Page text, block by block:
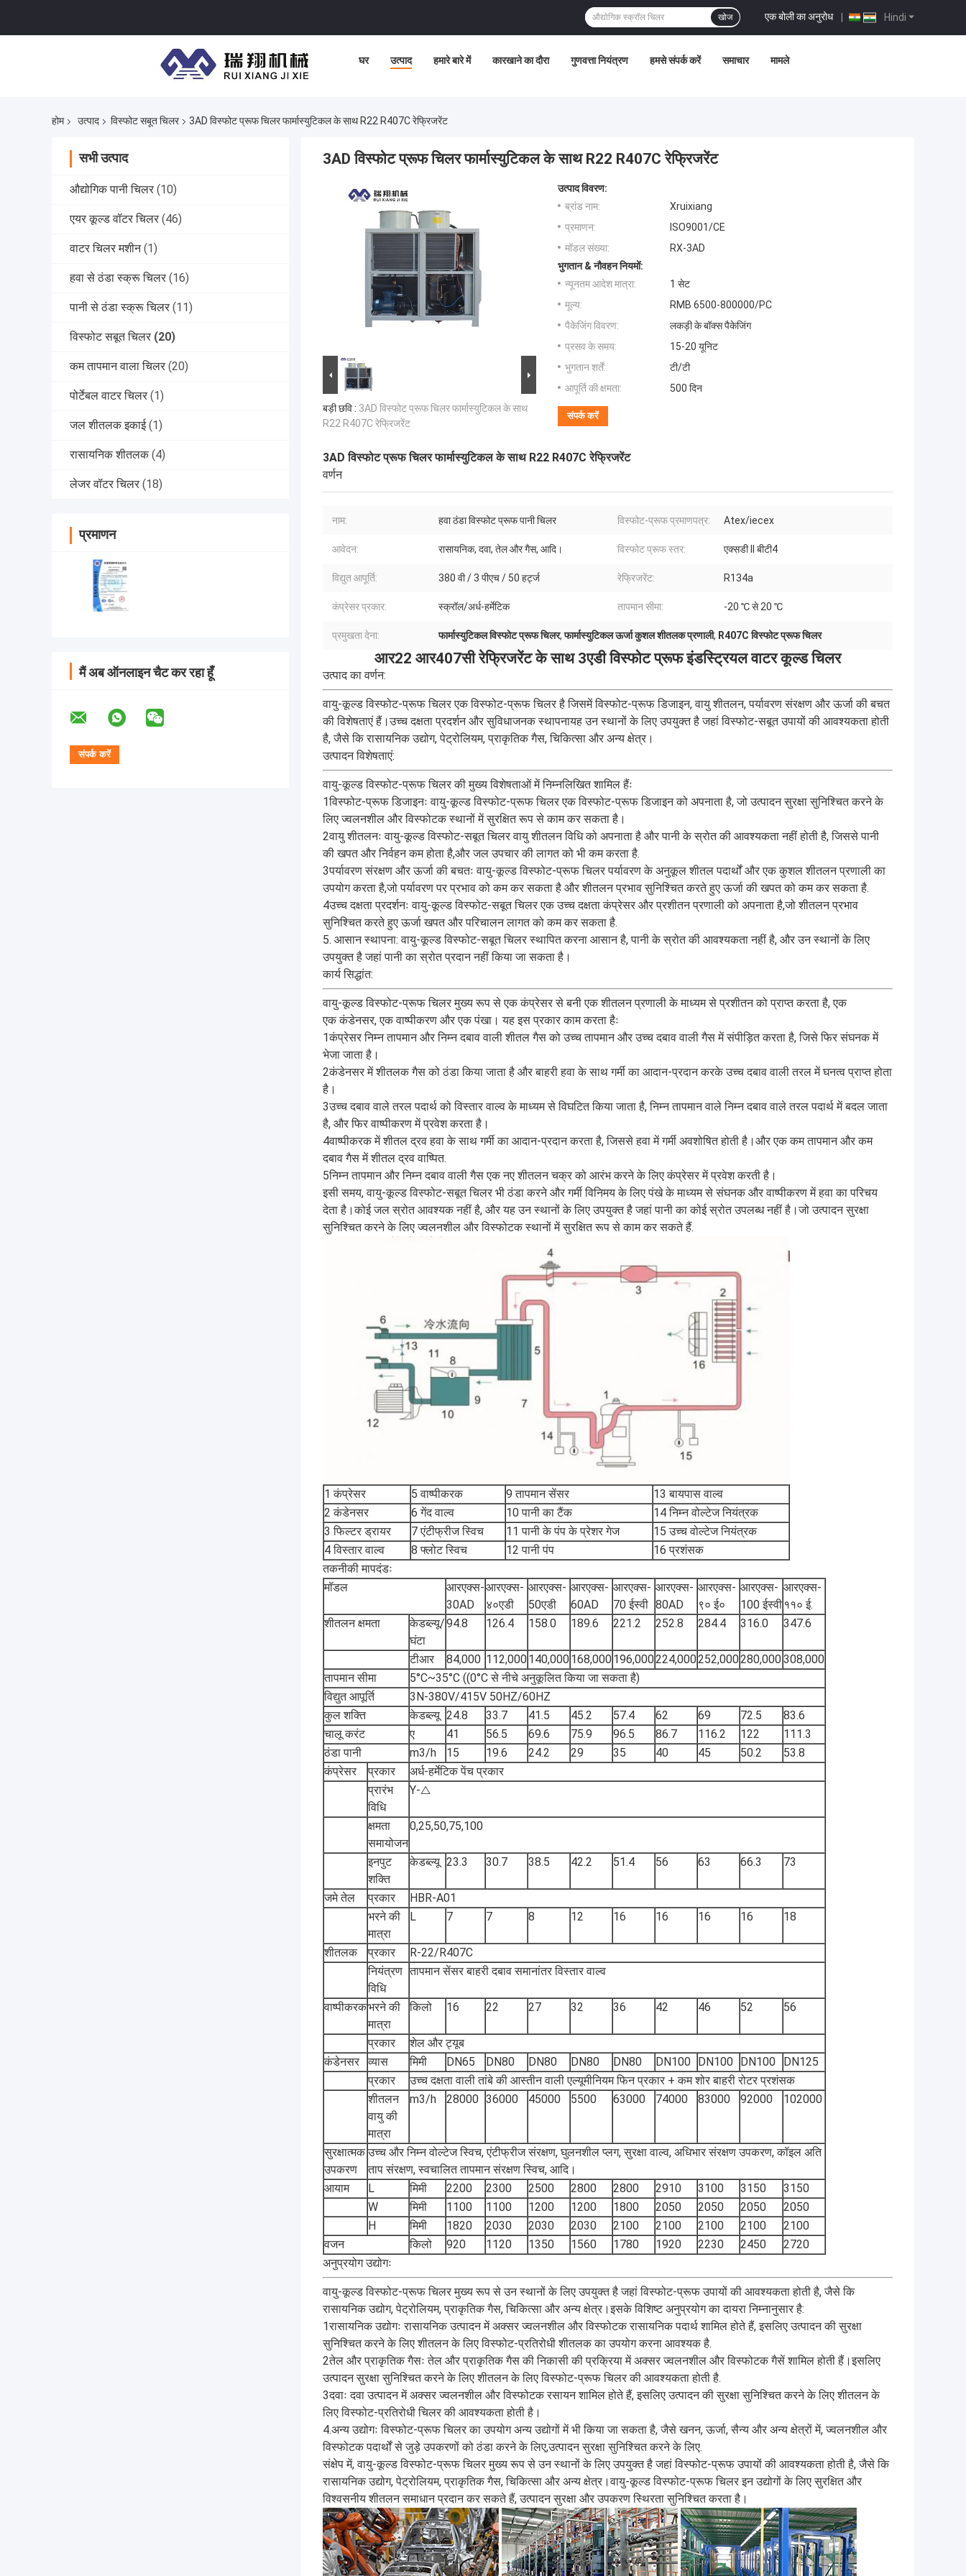
Hindi
एक बोली का अनुरोध |
खोज
घर उत्पाद हमारे बारे में कारखाने का दौरा गुणवत्ता नियंत्रण हमसे संपर्क करें समाचार मामले
होम उत्पाद विस्फोट सबूत चिलर 3AD विस्फोट प्रूफ चिलर फार्मास्युटिकल के साथ R22 R407C रेफ्रिजरेंट
सभी उत्पाद
औद्योगिक पानी चिलर (10)
एयर कूल्ड वॉटर चिलर (46)
वाटर चिलर मशीन (1)
हवा से ठंडा स्क्रू चिलर (16)
पानी से ठंडा स्क्रू चिलर (11)
विस्फोट सबूत चिलर (20)
कम तापमान वाला चिलर (20)
पोर्टेबल वाटर चिलर (1)
जल शीतलक इकाई (1)
रासायनिक शीतलक (4)
लेजर वॉटर चिलर (18)
प्रमाणन
मैं अब ऑनलाइन चैट कर रहा हूँ
3AD विस्फोट प्रूफ चिलर फार्मास्युटिकल के साथ R22 R407C रेफ्रिजरेंट
बड़ी छवि : 3AD विस्फोट प्रूफ चिलर फार्मास्युटिकल के साथ
R22 R407C रेफ्रिजरेंट
उत्पाद विवरण:
ब्रांड नाम:
Xruixiang
प्रमाणन:
ISO9001/CE
मॉडल संख्या:
RX-3AD
भुगतान & नौवहन नियमों:
न्यूनतम आदेश मात्रा:
1 सेट
मूल्य:
RMB 6500-800000/PC
पैकेजिंग विवरण:
लकड़ी के बॉक्स पैकेजिंग
प्रसव के समय:
15-20 यूनिट
भुगतान शर्तें:
टी/टी
आपूर्ति की क्षमता:
500 दिन
संपर्क करें
3AD विस्फोट प्रूफ चिलर फार्मास्युटिकल के साथ R22 R407C रेफ्रिजरेंट
वर्णन
नाम: हवा ठंडा विस्फोट प्रूफ पानी चिलर विस्फोट-प्रूफ प्रमाणपत्र: Atex/iecex
आवेदन: रासायनिक, दवा, तेल और गैस, आदि। विस्फोट प्रूफ स्तर: एक्सडी II बीटी4
विद्युत आपूर्ति: 380 वी / 3 पीएच / 50 हर्ट्ज रेफ्रिजरेंट: R134a
कंप्रेसर प्रकार: स्क्रॉल/अर्ध-हर्मेटिक तापमान सीमा: -20 ℃ से 20 ℃
प्रमुखता देना: फार्मास्युटिकल विस्फोट प्रूफ चिलर,फार्मास्युटिकल ऊर्जा कुशल शीतलक प्रणाली, R407C विस्फोट प्रूफ चिलर
आर22 आर407सी रेफ्रिजरेंट के साथ 3एडी विस्फोट प्रूफ इंडस्ट्रियल वाटर कूल्ड चिलर
उत्पाद का वर्णन:
वायु-कूल्ड विस्फोट-प्रूफ चिलर एक विस्फोट-प्रूफ चिलर है जिसमें विस्फोट-प्रूफ डिजाइन, वायु शीतलन, पर्यावरण संरक्षण और ऊर्जा की बचत
की विशेषताएं हैं।उच्च दक्षता प्रदर्शन और सुविधाजनक स्थापनायह उन स्थानों के लिए उपयुक्त है जहां विस्फोट-सबूत उपायों की आवश्यकता होती
है, जैसे कि रासायनिक उद्योग, पेट्रोलियम, प्राकृतिक गैस, चिकित्सा और अन्य क्षेत्र।
उत्पादन विशेषताएं:
वायु-कूल्ड विस्फोट-प्रूफ चिलर की मुख्य विशेषताओं में निम्नलिखित शामिल हैंः
1विस्फोट-प्रूफ डिजाइनः वायु-कूल्ड विस्फोट-प्रूफ चिलर एक विस्फोट-प्रूफ डिजाइन को अपनाता है, जो उत्पादन सुरक्षा सुनिश्चित करने के
लिए ज्वलनशील और विस्फोटक स्थानों में सुरक्षित रूप से काम कर सकता है।
2वायु शीतलनः वायु-कूल्ड विस्फोट-सबूत चिलर वायु शीतलन विधि को अपनाता है और पानी के स्रोत की आवश्यकता नहीं होती है, जिससे पानी
की खपत और निर्वहन कम होता है,और जल उपचार की लागत को भी कम करता है.
3पर्यावरण संरक्षण और ऊर्जा की बचतः वायु-कूल्ड विस्फोट-प्रूफ चिलर पर्यावरण के अनुकूल शीतल पदार्थों और एक कुशल शीतलन प्रणाली का
उपयोग करता है,जो पर्यावरण पर प्रभाव को कम कर सकता है और शीतलन प्रभाव सुनिश्चित करते हुए ऊर्जा की खपत को कम कर सकता है.
4उच्च दक्षता प्रदर्शनः वायु-कूल्ड विस्फोट-सबूत चिलर एक उच्च दक्षता कंप्रेसर और प्रशीतन प्रणाली को अपनाता है,जो शीतलन प्रभाव
सुनिश्चित करते हुए ऊर्जा खपत और परिचालन लागत को कम कर सकता है.
5. आसान स्थापना: वायु-कूल्ड विस्फोट-सबूत चिलर स्थापित करना आसान है, पानी के स्रोत की आवश्यकता नहीं है, और उन स्थानों के लिए
उपयुक्त है जहां पानी का स्रोत प्रदान नहीं किया जा सकता है।
कार्य सिद्धांत:
वायु-कूल्ड विस्फोट-प्रूफ चिलर मुख्य रूप से एक कंप्रेसर से बनी एक शीतलन प्रणाली के माध्यम से प्रशीतन को प्राप्त करता है, एक
एक कंडेनसर, एक वाष्पीकरण और एक पंखा। यह इस प्रकार काम करता हैः
1कंप्रेसर निम्न तापमान और निम्न दबाव वाली शीतल गैस को उच्च तापमान और उच्च दबाव वाली गैस में संपीड़ित करता है, जिसे फिर संघनक में
भेजा जाता है।
2कंडेनसर में शीतलक गैस को ठंडा किया जाता है और बाहरी हवा के साथ गर्मी का आदान-प्रदान करके उच्च दबाव वाली तरल में घनत्व प्राप्त होता
है।
3उच्च दबाव वाले तरल पदार्थ को विस्तार वाल्व के माध्यम से विघटित किया जाता है, निम्न तापमान वाले निम्न दबाव वाले तरल पदार्थ में बदल जाता
है, और फिर वाष्पीकरण में प्रवेश करता है।
4वाष्पीकरक में शीतल द्रव हवा के साथ गर्मी का आदान-प्रदान करता है, जिससे हवा में गर्मी अवशोषित होती है।और एक कम तापमान और कम
दबाव गैस में शीतल द्रव वाष्पित.
5निम्न तापमान और निम्न दबाव वाली गैस एक नए शीतलन चक्र को आरंभ करने के लिए कंप्रेसर में प्रवेश करती है।
इसी समय, वायु-कूल्ड विस्फोट-सबूत चिलर भी ठंडा करने और गर्मी विनिमय के लिए पंखे के माध्यम से संघनक और वाष्पीकरण में हवा का परिचय
देता है।कोई जल स्रोत आवश्यक नहीं है, और यह उन स्थानों के लिए उपयुक्त है जहां पानी का कोई स्रोत उपलब्ध नहीं है।जो उत्पादन सुरक्षा
सुनिश्चित करने के लिए ज्वलनशील और विस्फोटक स्थानों में सुरक्षित रूप से काम कर सकते हैं.
1 कंप्रेसर 5 वाष्पीकरक 9 तापमान सेंसर
13 बायपास वाल्व
2 कंडेनसर
6 गेंद वाल्व 10 पानी का टैंक
14 निम्न वोल्टेज नियंत्रक
3 फिल्टर ड्रायर
7 एंटीफ्रीज स्विच 11 पानी के पंप के प्रेशर गेज
15 उच्च वोल्टेज नियंत्रक
4 विस्तार वाल्व
8 फ्लोट स्विच 12 पानी पंप
16 प्रशंसक
तकनीकी मापदंडः
मॉडल
आरएक्स-
30AD
आरएक्स-
४०एडी
आरएक्स-
50एडी
आरएक्स-
60AD
आरएक्स-
70 ईस्वी
आरएक्स-
80AD
आरएक्स-
९० ई०
आरएक्स-
100 ईस्वी
आरएक्स-
११० ई.
शीतलन क्षमता
केडब्ल्यू/
घंटा
94.8 126.4 158.0 189.6 221.2 252.8 284.4 316.0 347.6
टीआर 84,000 112,000140,000168,000196,000224,000252,000280,000308,000
तापमान सीमा
5°C~35°C ((0°C से नीचे अनुकूलित किया जा सकता है)
विद्युत आपूर्ति
3N-380V/415V 50HZ/60HZ
कुल शक्ति
केडब्ल्यू 24.8 33.7 41.5 45.2 57.4 62 69 72.5
83.6
चालू करंट
ए 41 56.5 69.6 75.9 96.5 86.7 116.2 122
111.3
ठंडा पानी
m3/h 15 19.6 24.2 29 35 40 45 50.2
53.8
कंप्रेसर
प्रकार
अर्ध-हर्मेटिक पेंच प्रकार
प्रारंभ
विधि
Y-△
क्षमता
समायोजन
0,25,50,75,100
इनपुट
शक्ति
केडब्ल्यू 23.3 30.7 38.5 42.2 51.4 56 63 66.3 73
जमे तेल प्रकार
HBR-A01
भरने की
मात्रा
L 7 7 8 12 16 16 16 16 18
शीतलक प्रकार
R-22/R407C
नियंत्रण
विधि
तापमान सेंसर बाहरी दबाव समानांतर विस्तार वाल्व
वाष्पीकरकभरने की
मात्रा
किलो 16 22 27 32 36 42 46 52 56
प्रकार
शेल और ट्यूब
कंडेनसर
व्यास मिमी DN65 DN80 DN80 DN80 DN80 DN100 DN100 DN100
DN125
प्रकार
उच्च दक्षता वाली तांबे की आस्तीन वाली एल्यूमीनियम फिन प्रकार + कम शोर बाहरी रोटर प्रशंसक
शीतलन
वायु की
मात्रा
m3/h 28000 36000 45000 5500 63000 74000 83000 92000 102000
सुरक्षात्मक
उपकरण
उच्च और निम्न वोल्टेज स्विच, एंटीफ्रीज संरक्षण, घुलनशील प्लग, सुरक्षा वाल्व, अधिभार संरक्षण उपकरण, कॉइल अति
ताप संरक्षण, स्वचालित तापमान संरक्षण स्विच, आदि।
आयाम
L मिमी 2200 2300 2500 2800 2800 2910 3100 3150
3150
W
मिमी 1100 1100 1200 1200 1800 2050 2050 2050
2050
H
मिमी 1820 2030 2030 2030 2100 2100 2100 2100
2100
वजन
किलो 920 1120 1350 1560 1780 1920 2230 2450
2720
अनुप्रयोग उद्योगः
वायु-कूल्ड विस्फोट-प्रूफ चिलर मुख्य रूप से उन स्थानों के लिए उपयुक्त है जहां विस्फोट-प्रूफ उपायों की आवश्यकता होती है, जैसे कि
रासायनिक उद्योग, पेट्रोलियम, प्राकृतिक गैस, चिकित्सा और अन्य क्षेत्र।इसके विशिष्ट अनुप्रयोग का दायरा निम्नानुसार है:
1रासायनिक उद्योगः रासायनिक उत्पादन में अक्सर ज्वलनशील और विस्फोटक रासायनिक पदार्थ शामिल होते हैं, इसलिए उत्पादन की सुरक्षा
सुनिश्चित करने के लिए शीतलन के लिए विस्फोट-प्रतिरोधी शीतलक का उपयोग करना आवश्यक है.
2तेल और प्राकृतिक गैसः तेल और प्राकृतिक गैस की निकासी की प्रक्रिया में अक्सर ज्वलनशील और विस्फोटक गैसें शामिल होती हैं।इसलिए
उत्पादन सुरक्षा सुनिश्चित करने के लिए शीतलन के लिए विस्फोट-प्रूफ चिलर की आवश्यकता होती है.
3दवाः दवा उत्पादन में अक्सर ज्वलनशील और विस्फोटक रसायन शामिल होते हैं, इसलिए उत्पादन की सुरक्षा सुनिश्चित करने के लिए शीतलन के
लिए विस्फोट-प्रतिरोधी चिलर की आवश्यकता होती है।
4.अन्य उद्योगः विस्फोट-प्रूफ चिलर का उपयोग अन्य उद्योगों में भी किया जा सकता है, जैसे खनन, ऊर्जा, सैन्य और अन्य क्षेत्रों में, ज्वलनशील और
विस्फोटक पदार्थों से जुड़े उपकरणों को ठंडा करने के लिए,उत्पादन सुरक्षा सुनिश्चित करने के लिए.
संक्षेप में, वायु-कूल्ड विस्फोट-प्रूफ चिलर मुख्य रूप से उन स्थानों के लिए उपयुक्त है जहां विस्फोट-प्रूफ उपायों की आवश्यकता होती है, जैसे कि
रासायनिक उद्योग, पेट्रोलियम, प्राकृतिक गैस, चिकित्सा और अन्य क्षेत्र।वायु-कूल्ड विस्फोट-प्रूफ चिलर इन उद्योगों के लिए सुरक्षित और
विश्वसनीय शीतलन समाधान प्रदान कर सकते हैं, उत्पादन सुरक्षा और उपकरण स्थिरता सुनिश्चित करता है।